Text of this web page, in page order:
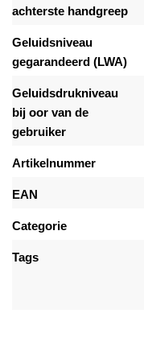
achterste handgreep
Geluidsniveau
gegarandeerd (LWA)
Geluidsdrukniveau
bij oor van de
gebruiker
Artikelnummer
EAN
Categorie
Tags